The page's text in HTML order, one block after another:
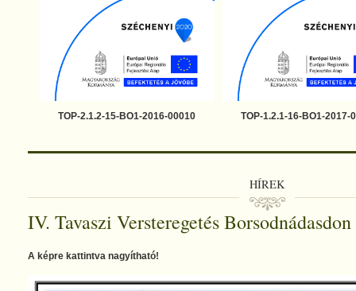
TOP-2.1.2-15-BO1-2016-00010 TOP-1.2.1-16-BO1-2017-
HÍREK
IV. Tavaszi Versteregetés Borsodnádasdon
A képre kattintva nagyítható!